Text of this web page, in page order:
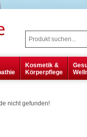
Kosmetik &
Körperpflege
nicht gefunden!